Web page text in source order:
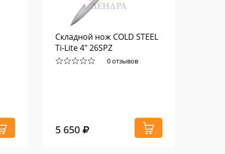
Складной нож COLD STEEL
Ti-Lite 4" 26SPZ
0 отзывов
5 650